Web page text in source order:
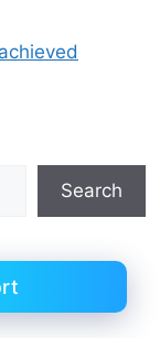
Search